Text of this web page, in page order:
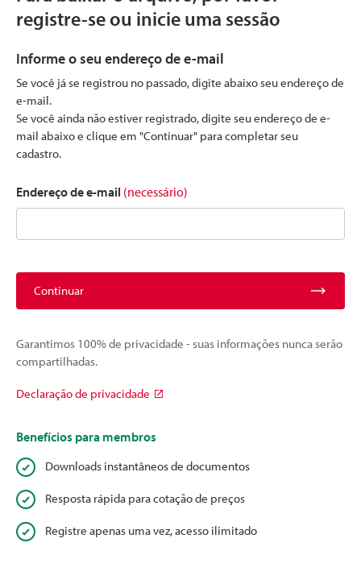
registre-se ou inicie uma sessão
Informe o seu endereço de e-mail
Se você já se registrou no passado, digite abaixo seu endereço de
e-mail.
Se você ainda não estiver registrado, digite seu endereço de e-
mail abaixo e clique em "Continuar" para completar seu
cadastro.
Endereço de e-mail (necessário)
Continuar
Garantimos 100% de privacidade - suas informações nunca serão
compartilhadas.
Declaração de privacidade
Benefícios para membros
Downloads instantâneos de documentos
Resposta rápida para cotação de preços
Registre apenas uma vez, acesso ilimitado